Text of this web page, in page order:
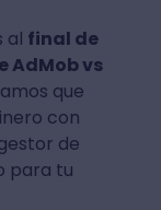
al final de
AdMob vs
que
con
de
para tu